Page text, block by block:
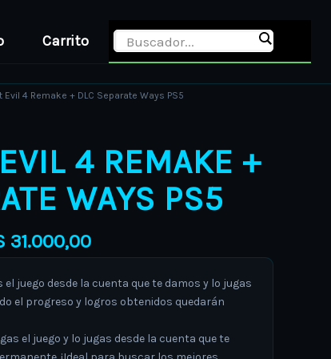
Carrito
Evil 4 Remake + DLC Separate Ways PS5
4 REMAKE +
WAYS PS5
31.000,00
Price
through
ARS 31.000,00
el juego desde la cuenta que te damos y lo jugas
el progreso y logros obtenidos quedarán
el juego y lo jugas desde la cuenta que te